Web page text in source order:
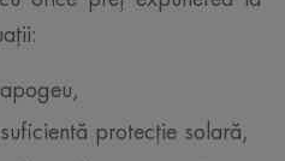
protecție solară,